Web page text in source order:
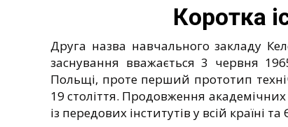
Коротка
Друга назва навчального закладу
заснування вважається 3 червня
Польщі, проте перший прототип
19 століття. Продовження
із передових інститутів у всій країні та